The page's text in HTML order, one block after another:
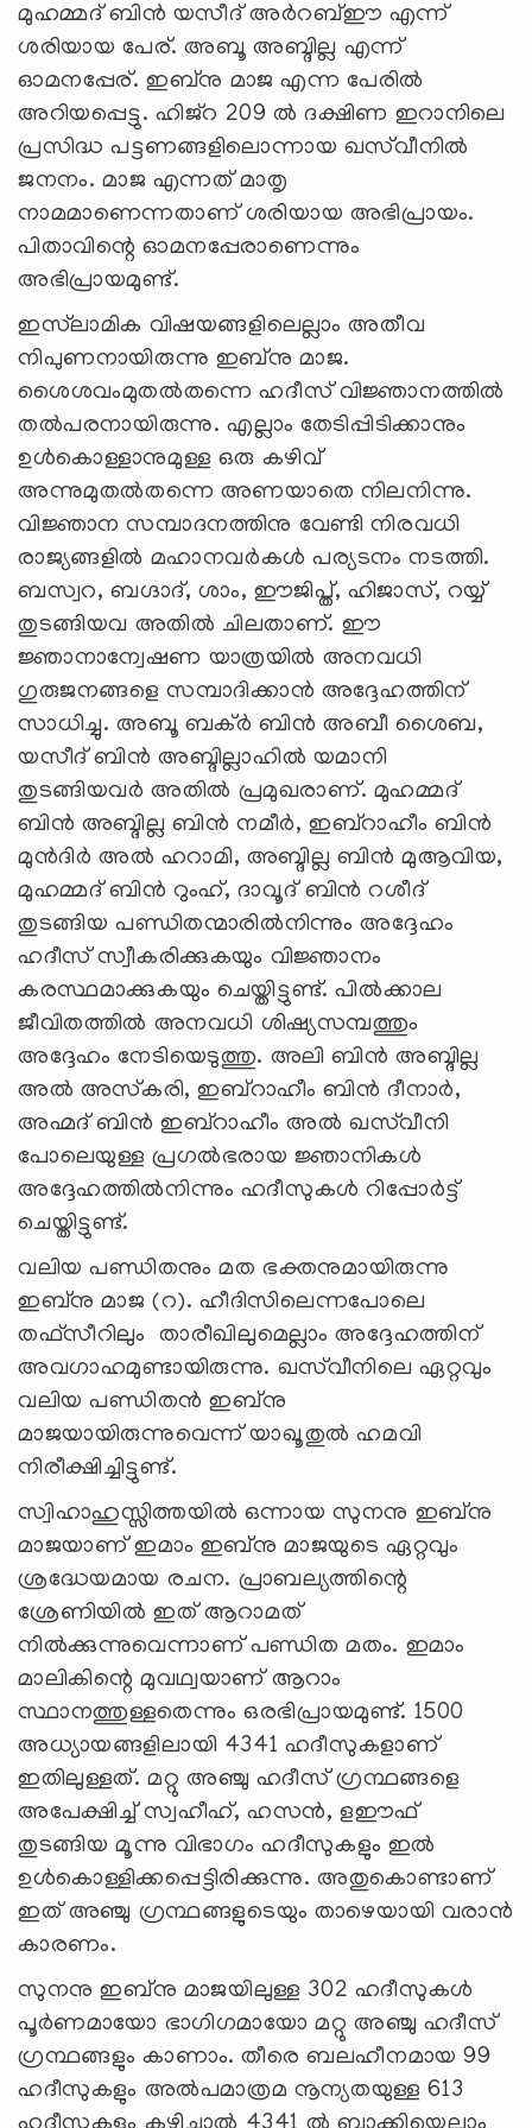
മുഹമ്മദ് ബിന്‍ യസീദ് അര്‍റബ്ഈ എന്ന്
ശരിയായ പേര്. അബൂ അബ്ദില്ല എന്ന്
ഓമനപ്പേര്. ഇബ്‌നു മാജ എന്ന പേരില്‍
അറിയപ്പെട്ടു. ഹിജ്‌റ 209 ല്‍ ദക്ഷിണ ഇറാനിലെ
പ്രസിദ്ധ പട്ടണങ്ങളിലൊന്നായ ഖസ്‌വീനില്‍
ജനനം. മാജ എന്നത് മാതൃ
നാമമാണെന്നതാണ് ശരിയായ അഭിപ്രായം.
പിതാവിന്റെ ഓമനപ്പേരാണെന്നും
അഭിപ്രായമുണ്ട്.
ഇസ്‌ലാമിക വിഷയങ്ങളിലെല്ലാം അതീവ
നിപുണനായിരുന്നു ഇബ്‌നു മാജ.
ശൈശവംമുതല്‍തന്നെ ഹദീസ് വിജ്ഞാനത്തില്‍
തല്‍പരനായിരുന്നു. എല്ലാം തേടിപ്പിടിക്കാനും
ഉള്‍കൊള്ളാനുമുള്ള ഒരു കഴിവ്
അന്നുമുതല്‍തന്നെ അണയാതെ നിലനിന്നു.
വിജ്ഞാന സമ്പാദനത്തിനു വേണ്ടി നിരവധി
രാജ്യങ്ങളില്‍ മഹാനവര്‍കള്‍ പര്യടനം നടത്തി.
ബസ്വറ, ബഗ്ദാദ്, ശാം, ഈജിപ്ത്, ഹിജാസ്, റയ്യ്
തുടങ്ങിയവ അതില്‍ ചിലതാണ്. ഈ
ജ്ഞാനാന്വേഷണ യാത്രയില്‍ അനവധി
ഗുരുജനങ്ങളെ സമ്പാദിക്കാന്‍ അദ്ദേഹത്തിന്
സാധിച്ചു. അബൂ ബക്ര്‍ ബിന്‍ അബീ ശൈബ,
യസീദ് ബിന്‍ അബ്ദില്ലാഹില്‍ യമാനി
തുടങ്ങിയവര്‍ അതില്‍ പ്രമുഖരാണ്. മുഹമ്മദ്
ബിന്‍ അബ്ദില്ല ബിന്‍ നമീര്‍, ഇബ്‌റാഹീം ബിന്‍
മുന്‍ദിര്‍ അല്‍ ഹറാമി, അബ്ദില്ല ബിന്‍ മുആവിയ,
മുഹമ്മദ് ബിന്‍ റുംഹ്, ദാവൂദ് ബിന്‍ റശീദ്
തുടങ്ങിയ പണ്ഡിതന്മാരില്‍നിന്നും അദ്ദേഹം
ഹദീസ് സ്വീകരിക്കുകയും വിജ്ഞാനം
കരസ്ഥമാക്കുകയും ചെയ്തിട്ടുണ്ട്. പില്‍ക്കാല
ജീവിതത്തില്‍ അനവധി ശിഷ്യസമ്പത്തും
അദ്ദേഹം നേടിയെടുത്തു. അലി ബിന്‍ അബ്ദില്ല
അല്‍ അസ്‌കരി, ഇബ്‌റാഹീം ബിന്‍ ദീനാര്‍,
അഹ്മദ് ബിന്‍ ഇബ്‌റാഹീം അല്‍ ഖസ്‌വീനി
പോലെയുള്ള പ്രഗല്‍ഭരായ ജ്ഞാനികള്‍
അദ്ദേഹത്തില്‍നിന്നും ഹദീസുകള്‍ റിപ്പോര്‍ട്ട്
ചെയ്തിട്ടുണ്ട്.
വലിയ പണ്ഡിതനും മത ഭക്തനുമായിരുന്നു
ഇബ്‌നു മാജ (റ). ഹീദിസിലെന്നപോലെ
തഫ്‌സീറിലും താരീഖിലുമെല്ലാം അദ്ദേഹത്തിന്
അവഗാഹമുണ്ടായിരുന്നു. ഖസ്‌വീനിലെ ഏറ്റവും
വലിയ പണ്ഡിതന്‍ ഇബ്‌നു
മാജയായിരുന്നുവെന്ന് യാഖൂതുല്‍ ഹമവി
നിരീക്ഷിച്ചിട്ടുണ്ട്.
സ്വിഹാഹുസ്സിത്തയില്‍ ഒന്നായ സുനനു ഇബ്‌നു
മാജയാണ് ഇമാം ഇബ്‌നു മാജയുടെ ഏറ്റവും
ശ്രദ്ധേയമായ രചന. പ്രാബല്യത്തിന്റെ
ശ്രേണിയില്‍ ഇത് ആറാമത്
നില്‍ക്കുന്നുവെന്നാണ് പണ്ഡിത മതം. ഇമാം
മാലികിന്റെ മുവഥ്വയാണ് ആറാം
സ്ഥാനത്തുള്ളതെന്നും ഒരഭിപ്രായമുണ്ട്. 1500
അധ്യായങ്ങളിലായി 4341 ഹദീസുകളാണ്
ഇതിലുള്ളത്. മറ്റു അഞ്ചു ഹദീസ് ഗ്രന്ഥങ്ങളെ
അപേക്ഷിച്ച് സ്വഹീഹ്, ഹസന്‍, ളഈഫ്
തുടങ്ങിയ മൂന്നു വിഭാഗം ഹദീസുകളും ഇല്‍
ഉള്‍കൊള്ളിക്കപ്പെട്ടിരിക്കുന്നു. അതുകൊണ്ടാണ്
ഇത് അഞ്ചു ഗ്രന്ഥങ്ങളുടെയും താഴെയായി വരാന്‍
കാരണം.
സുനനു ഇബ്‌നു മാജയിലുള്ള 302 ഹദീസുകള്‍
പൂര്‍ണമായോ ഭാഗിഗമായോ മറ്റു അഞ്ചു ഹദീസ്
ഗ്രന്ഥങ്ങളും കാണാം. തീരെ ബലഹീനമായ 99
ഹദീസുകളും അല്‍പമാത്രമ നൂന്യതയുള്ള 613